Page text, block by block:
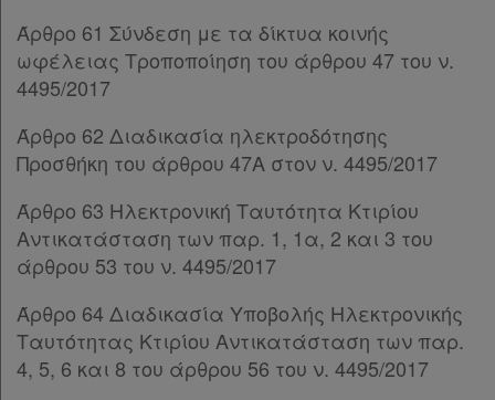
Άρθρο 109
Άρθρο 110
Άρθρο 111
Άρθρο 113
Άρθρο 114
Άρθρο 115
Άρθρο 116 [-]
Παρ.1
Παρ.2
ΚΕΦΑΛΑΙΟ ΙΑ΄ [-]
Άρθρο 117
Άρθρο 118
Άρθρο 61 Σύνδεση με τα δίκτυα κοινής
ωφέλειας Τροποποίηση του άρθρου 47 του ν.
4495/2017
Άρθρο 62 Διαδικασία ηλεκτροδότησης
Προσθήκη του άρθρου 47Α στον ν. 4495/2017
Άρθρο 63 Ηλεκτρονική Ταυτότητα Κτιρίου
Αντικατάσταση των παρ. 1, 1α, 2 και 3 του
άρθρου 53 του ν. 4495/2017
Άρθρο 64 Διαδικασία Υποβολής Ηλεκτρονικής
Ταυτότητας Κτιρίου Αντικατάσταση των παρ.
4, 5, 6 και 8 του άρθρου 56 του ν. 4495/2017